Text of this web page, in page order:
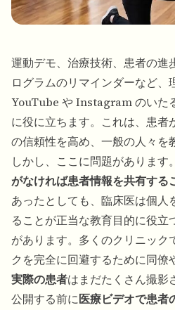
運動デモ、治療技術、患者の進
ログラムのリマインダーなど、
YouTube や Instagram のいた
に役に立ちます。これは、患者
の信頼性を高め、一般の人々を
しかし、ここに問題があります。
がなければ患者情報を共有する
あったとしても、臨床医は個人
ることが正当な教育目的に役
があります。多くのクリニック
クを完全に回避するために同僚
実際の患者はまだたくさん撮影
公開する前に医療ビデオで患者